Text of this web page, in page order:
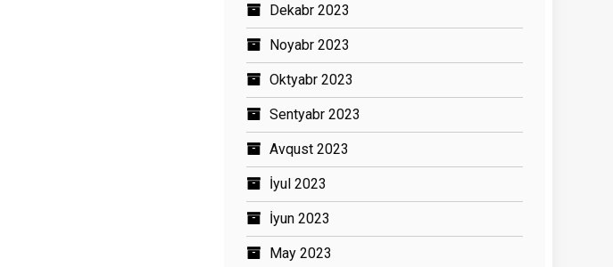
Dekabr 2023
Noyabr 2023
Oktyabr 2023
Sentyabr 2023
Avqust 2023
İyul 2023
İyun 2023
May 2023